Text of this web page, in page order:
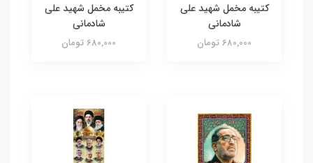
کتیبه مخمل شهید علی
شادمانی
680,000 تومان
کتیبه مخمل شهید علی
شادمانی
680,000 تومان